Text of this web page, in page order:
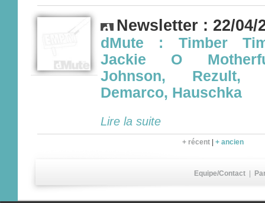
Newsletter : 22/04/
dMute : Timber
Jackie O
Johnson, Rezult,
Demarco, Hauschka
Lire la suite
+ récent + ancien
Equipe/Contact